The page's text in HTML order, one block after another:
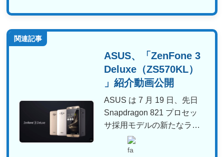
関連記事
ASUS、「ZenFone 3
Deluxe（ZS570KL）
」紹介動画公開
ASUS は 7 月 19 日、先日
Snapdragon 821 プロセッ
サ採用モデルの新たなラ